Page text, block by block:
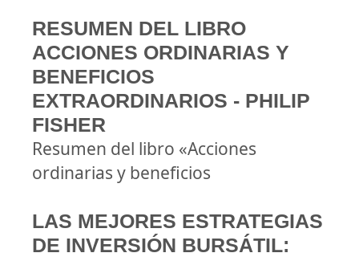
RESUMEN DEL LIBRO
ACCIONES ORDINARIAS Y
BENEFICIOS
EXTRAORDINARIOS - PHILIP
FISHER
Resumen del libro «Acciones
ordinarias y beneficios
LAS MEJORES ESTRATEGIAS
DE INVERSIÓN BURSÁTIL: